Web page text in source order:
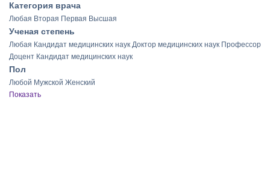
Категория врача
Любая Вторая Первая Высшая
Ученая степень
Любая Кандидат медицинских наук Доктор медицинских наук Профессор
Доцент Кандидат медицинских наук
Пол
Любой Мужской Женский
Показать